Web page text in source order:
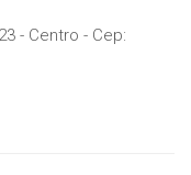
- Centro - Cep: